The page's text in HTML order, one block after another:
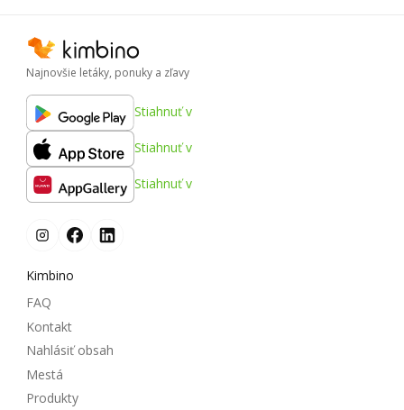
Najnovšie letáky, ponuky a zľavy
Stiahnuť v
Stiahnuť v
Stiahnuť v
Kimbino
FAQ
Kontakt
Nahlásiť obsah
Mestá
Produkty